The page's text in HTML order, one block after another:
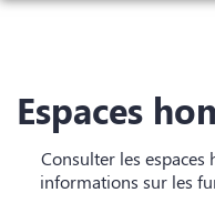
NOTRE AGENCE
NOTRE CHAMBRE
ESPACE HOMMAGES
Espaces
Consulter les espaces
informations sur les